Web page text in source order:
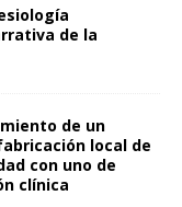
de la
de un
local de
con uno de
clínica